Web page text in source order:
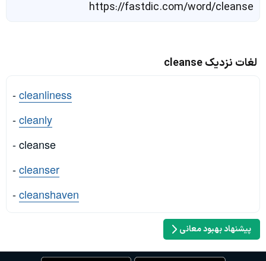
https://fastdic.com/word/cleanse
لغات نزدیک cleanse
-cleanliness
-cleanly
- cleanse
-cleanser
-cleanshaven
پیشنهاد بهبود معانی